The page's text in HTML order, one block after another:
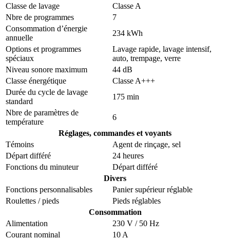
Classe de lavage
Classe A
Nbre de programmes
7
Consommation d’énergie
annuelle
234 kWh
Options et programmes
spéciaux
Lavage rapide, lavage intensif,
auto, trempage, verre
Niveau sonore maximum
44 dB
Classe énergétique
Classe A+++
Durée du cycle de lavage
standard
175 min
Nbre de paramètres de
température
6
Réglages, commandes et voyants
Témoins
Agent de rinçage, sel
Départ différé
24 heures
Fonctions du minuteur
Départ différé
Divers
Fonctions personnalisables
Panier supérieur réglable
Roulettes / pieds
Pieds réglables
Consommation
Alimentation
230 V / 50 Hz
Courant nominal
10 A